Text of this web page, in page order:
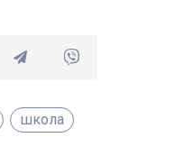
школа